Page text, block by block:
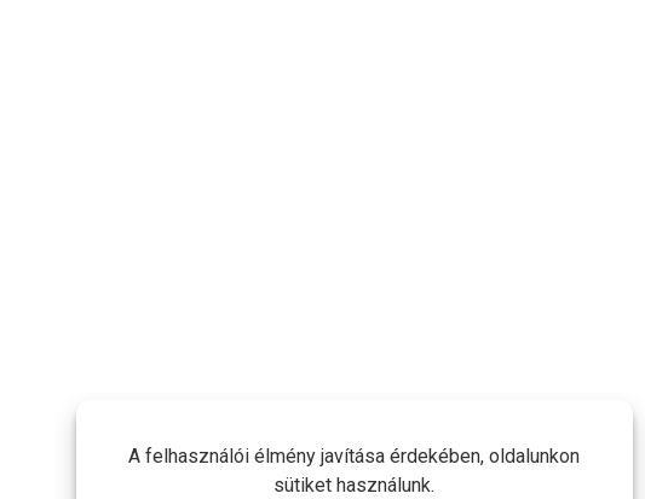
A felhasználói élmény javítása érdekében, oldalunkon
sütiket használunk.